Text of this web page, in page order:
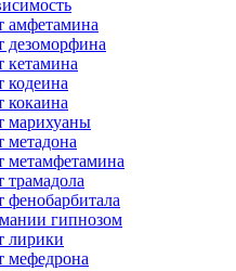
амфетамина
дезоморфина
кетамина
кодеина
кокаина
марихуаны
метадона
метамфетамина
трамадола
фенобарбитала
гипнозом
лирики
мефедрона